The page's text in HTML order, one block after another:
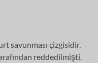
savunması çizgisidir.
reddedilmişti.